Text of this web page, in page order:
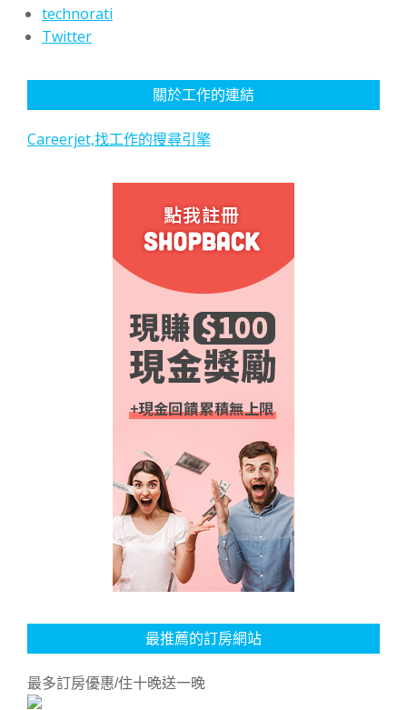
technorati
Twitter
關於工作的連結
Careerjet,找工作的搜尋引擎
最推薦的訂房網站
最多訂房優惠/住十晚送一晚